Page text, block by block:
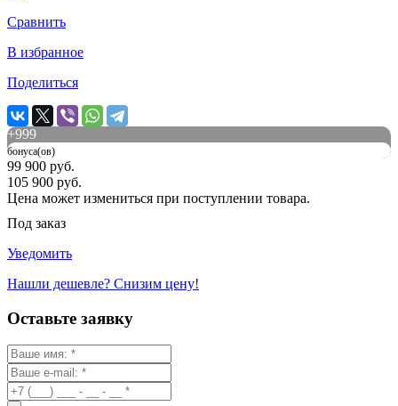
Сравнить
В избранное
Поделиться
+999
бонуса(ов)
99 900 руб.
105 900 руб.
Цена может измениться при поступлении товара.
Под заказ
Уведомить
Нашли дешевле? Снизим цену!
Оставьте заявку